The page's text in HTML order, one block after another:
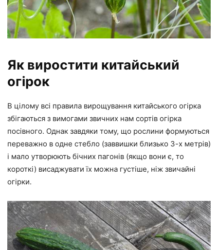
Як виростити китайський
огірок
В цілому всі правила вирощування китайського огірка
збігаються з вимогами звичних нам сортів огірка
посівного. Однак завдяки тому, що рослини формуються
переважно в одне стебло (заввишки близько 3-х метрів)
і мало утворюють бічних пагонів (якщо вони є, то
короткі) висаджувати їх можна густіше, ніж звичайні
огірки.